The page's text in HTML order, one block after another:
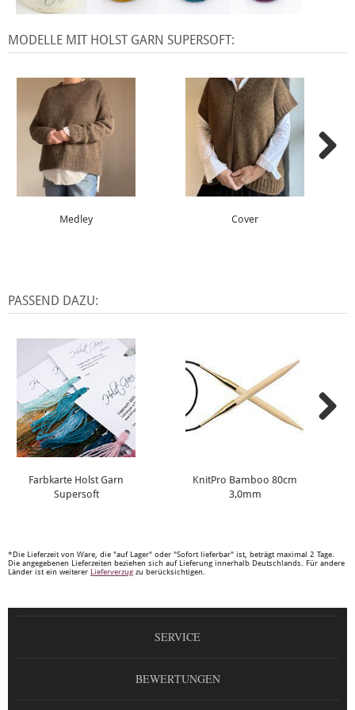
MODELLE MIT HOLST GARN SUPERSOFT:
Medley Cover
PASSEND DAZU:
Farbkarte Holst Garn
Supersoft
KnitPro Bamboo 80cm
3,0mm
*Die Lieferzeit von Ware, die "auf Lager" oder "Sofort lieferbar" ist, beträgt maximal 2 Tage.
Die angegebenen Lieferzeiten beziehen sich auf Lieferung innerhalb Deutschlands. Für andere
Länder ist ein weiterer Lieferverzug zu berücksichtigen.
SERVICE
BEWERTUNGEN